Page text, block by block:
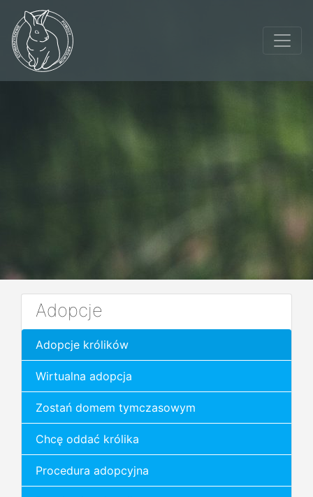
Adopcje
Adopcje królików
Wirtualna adopcja
Zostań domem tymczasowym
Chcę oddać królika
Procedura adopcyjna